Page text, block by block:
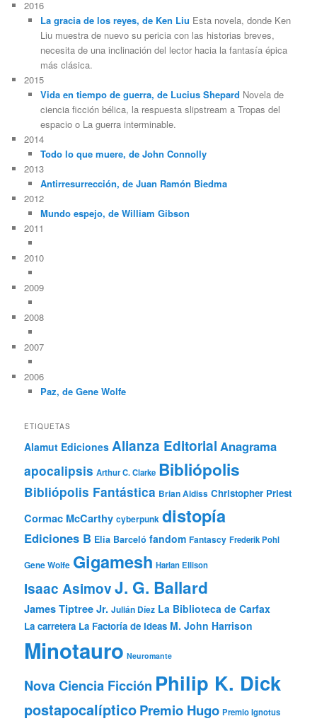
2016
La gracia de los reyes, de Ken Liu Esta novela, donde Ken
Liu muestra de nuevo su pericia con las historias breves,
necesita de una inclinación del lector hacia la fantasía épica
más clásica.
2015
Vida en tiempo de guerra, de Lucius Shepard Novela de
ciencia ficción bélica, la respuesta slipstream a Tropas del
espacio o La guerra interminable.
2014
Todo lo que muere, de John Connolly
2013
Antirresurrección, de Juan Ramón Biedma
2012
Mundo espejo, de William Gibson
2011
2010
2009
2008
2007
2006
Paz, de Gene Wolfe
ETIQUETAS
Alamut Ediciones Alianza Editorial Anagrama
apocalipsis Arthur C. Clarke Bibliópolis
Bibliópolis Fantástica Brian Aldiss Christopher Priest
Cormac McCarthy cyberpunk distopía
Ediciones B Elia Barceló fandom Fantascy Frederik Pohl
Gene Wolfe Gigamesh Harlan Ellison
Isaac AsimovJ. G. Ballard
James Tiptree Jr. Julián Díez La Biblioteca de Carfax
La carretera La Factoría de Ideas M. John Harrison
Minotauro Neuromante
Nova Ciencia Ficción Philip K. Dick
postapocalípticoPremio Hugo Premio Ignotus